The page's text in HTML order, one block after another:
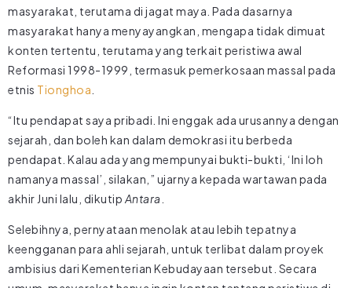
masyarakat, terutama di jagat maya. Pada dasarnya
masyarakat hanya menyayangkan, mengapa tidak dimuat
konten tertentu, terutama yang terkait peristiwa awal
Reformasi 1998-1999, termasuk pemerkosaan massal pada
etnis Tionghoa
“Itu pendapat saya pribadi. Ini enggak ada urusannya dengan
sejarah, dan boleh kan dalam demokrasi itu berbeda
pendapat. Kalau ada yang mempunyai bukti-bukti, ‘Ini loh
namanya massal’, silakan,” ujarnya kepada wartawan pada
akhir Juni lalu, dikutip Antara
Selebihnya, pernyataan menolak atau lebih tepatnya
keengganan para ahli sejarah, untuk terlibat dalam proyek
ambisius dari Kementerian Kebudayaan tersebut. Secara